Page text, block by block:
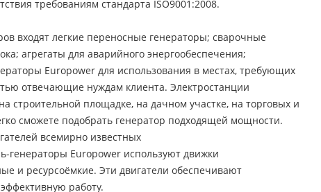
требованиям стандарта ISO9001:2008.
входят легкие переносные генераторы; сварочные
агрегаты для аварийного энергообеспечения;
Europower для использования в местах, требующих
отвечающие нуждам клиента. Электростанции
строительной площадке, на дачном участке, на торговых и
сможете подобрать генератор подходящей мощности.
всемирно известных
генераторы Europower используют движки
и ресурсоёмкие. Эти двигатели обеспечивают
работу.